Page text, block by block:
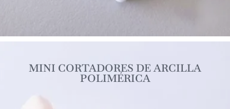
MINI CORTADORES DE ARCILLA
POLIMÉRICA